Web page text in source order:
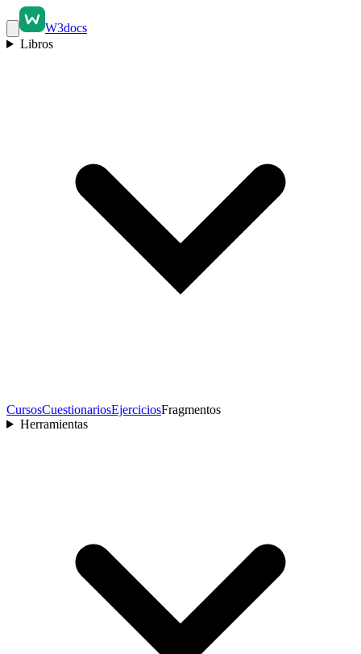
W3docs
Libros
CursosCuestionariosEjerciciosFragmentos
Herramientas